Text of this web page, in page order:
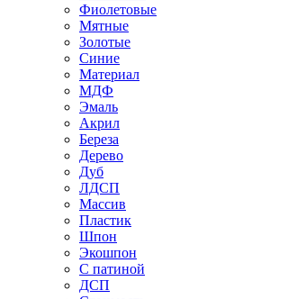
Фиолетовые
Мятные
Золотые
Синие
Материал
МДФ
Эмаль
Акрил
Береза
Дерево
Дуб
ЛДСП
Массив
Пластик
Шпон
Экошпон
С патиной
ДСП